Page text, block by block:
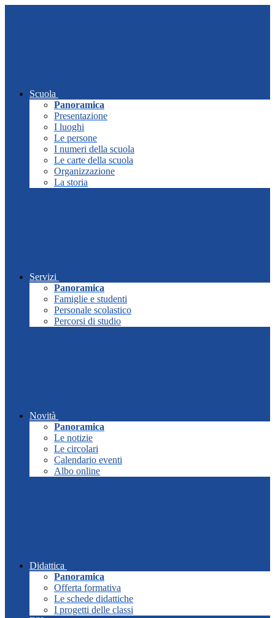
Scuola
Panoramica
Presentazione
I luoghi
Le persone
I numeri della scuola
Le carte della scuola
Organizzazione
La storia
Servizi
Panoramica
Famiglie e studenti
Personale scolastico
Percorsi di studio
Novità
Panoramica
Le notizie
Le circolari
Calendario eventi
Albo online
Didattica
Panoramica
Offerta formativa
Le schede didattiche
I progetti delle classi